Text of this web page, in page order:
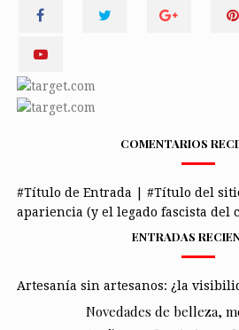
COMENTARIOS
#Título de Entrada | #Título del
apariencia (y el legado fascista del
ENTRADAS
Artesanía sin artesanos: ¿la
Novedades de belleza,